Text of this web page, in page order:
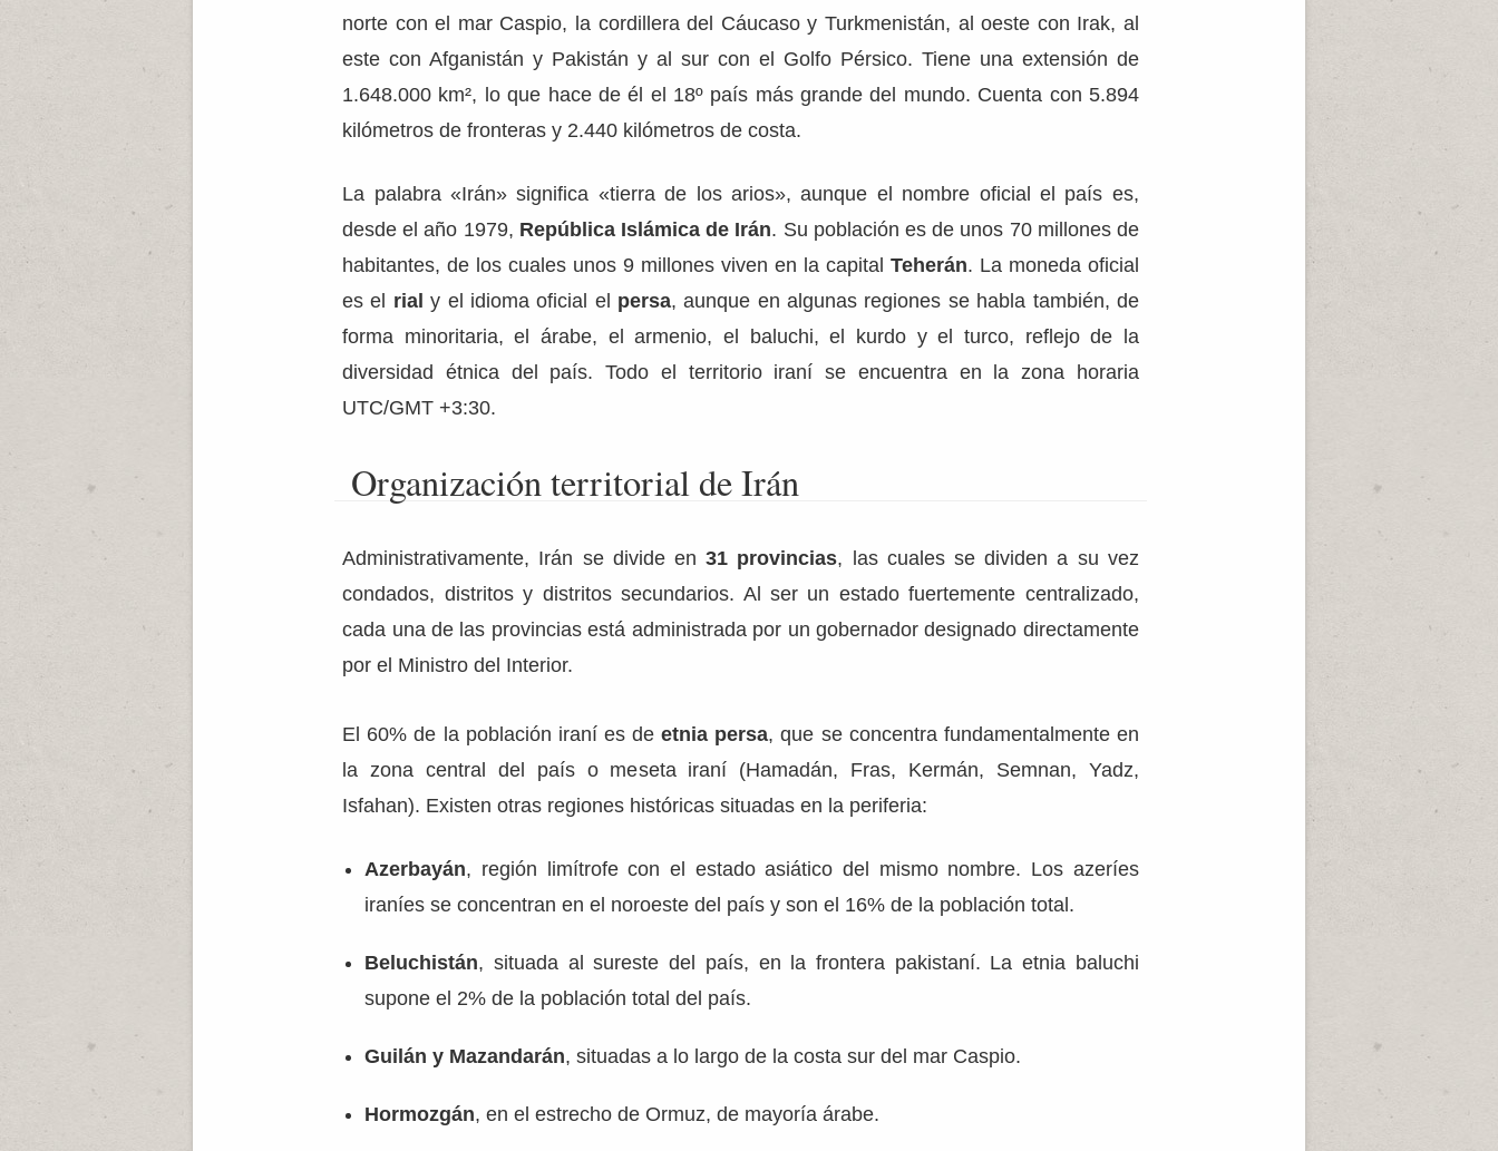
norte con el mar Caspio, la cordillera del Cáucaso y Turkmenistán, al oeste con Irak, al
este con Afganistán y Pakistán y al sur con el Golfo Pérsico. Tiene una extensión de
1.648.000 km², lo que hace de él el 18º país más grande del mundo. Cuenta con 5.894
kilómetros de fronteras y 2.440 kilómetros de costa.
La palabra «Irán» significa «tierra de los arios», aunque el nombre oficial el país es,
desde el año 1979, República Islámica de Irán. Su población es de unos 70 millones de
habitantes, de los cuales unos 9 millones viven en la capital Teherán. La moneda oficial
es el rial y el idioma oficial el persa, aunque en algunas regiones se habla también, de
forma minoritaria, el árabe, el armenio, el baluchi, el kurdo y el turco, reflejo de la
diversidad étnica del país. Todo el territorio iraní se encuentra en la zona horaria
UTC/GMT +3:30.
Organización territorial de Irán
Administrativamente, Irán se divide en31 provincias, las cuales se dividen a su vez
condados, distritos y distritos secundarios. Al ser un estado fuertemente centralizado,
cada una de las provincias está administrada por un gobernador designado directamente
por el Ministro del Interior.
El 60% de la población iraní es deetnia persa, que se concentra fundamentalmente en
la zona central del país o meseta iraní (Hamadán, Fras, Kermán, Semnan, Yadz,
Isfahan). Existen otras regiones históricas situadas en la periferia:
Azerbayán, región limítrofe con el estado asiático del mismo nombre. Los azeríes
iraníes se concentran en el noroeste del país y son el 16% de la población total.
Beluchistán, situada al sureste del país, en la frontera pakistaní. La etnia baluchi
supone el 2% de la población total del país.
Guilán y Mazandarán, situadas a lo largo de la costa sur del mar Caspio.
Hormozgán, en el estrecho de Ormuz, de mayoría árabe.